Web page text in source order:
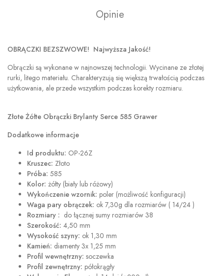
Opinie
OBRĄCZKI BEZSZWOWE! Najwyższa Jakość!
Obrączki są wykonane w najnowszej technologii. Wycinane ze złotej
rurki, litego materiału. Charakteryzują się większą trwałością podczas
użytkowania, ale przede wszystkim podczas korekty rozmiaru.
Złote Żółte Obrączki Brylanty Serce 585 Grawer
Dodatkowe informacje
Id produktu: OP-26Z
Kruszec: Złoto
Próba: 585
Kolor: żółty (biały lub różowy)
Wykończenie wzornik: poler (możliwość konfiguracji)
Waga pary obrączek: ok 7,30g dla rozmiarów ( 14/24 )
Rozmiary : do łącznej sumy rozmiarów 38
Szerokość: 4,50 mm
Wysokość szyny: ok 1,30 mm
Kamień: diamenty 3x 1,25 mm
Profil wewnętrzny: soczewka
Profil zewnętrzny: półokrągły